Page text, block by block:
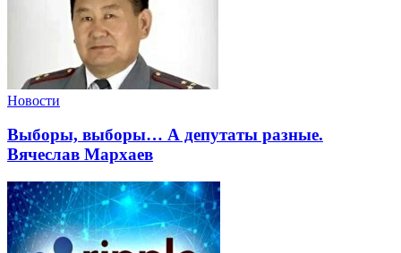
Новости
Выборы, выборы… А депутаты разные.
Вячеслав Мархаев